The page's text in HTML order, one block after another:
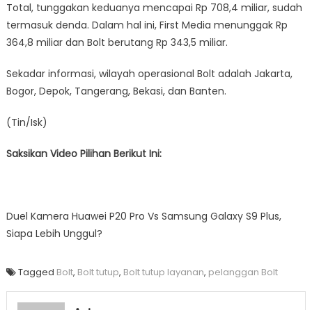
Total, tunggakan keduanya mencapai Rp 708,4 miliar, sudah
termasuk denda. Dalam hal ini, First Media menunggak Rp
364,8 miliar dan Bolt berutang Rp 343,5 miliar.
Sekadar informasi, wilayah operasional Bolt adalah Jakarta,
Bogor, Depok, Tangerang, Bekasi, dan Banten.
(Tin/Isk)
Saksikan Video Pilihan Berikut Ini:
Duel Kamera Huawei P20 Pro Vs Samsung Galaxy S9 Plus,
Siapa Lebih Unggul?
Tagged Bolt, Bolt tutup, Bolt tutup layanan, pelanggan Bolt